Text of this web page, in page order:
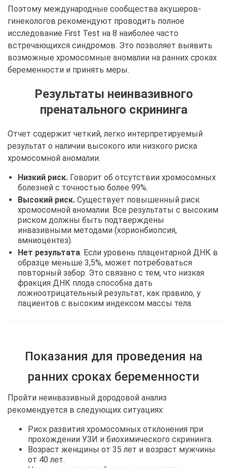
Поэтому международные сообщества акушеров-
гинекологов рекомендуют проводить полное
исследование First Test на 8 наиболее часто
встречающихся синдромов. Это позволяет выявить
возможные хромосомные аномалии на ранних сроках
беременности и принять меры.
Результаты неинвазивного
пренатального скрининга
Отчет содержит четкий, легко интерпретируемый
результат о наличии высокого или низкого риска
хромосомной аномалии.
Низкий риск. Говорит об отсутствии хромосомных
болезней с точностью более 99%.
Высокий риск. Существует повышенный риск
хромосомной аномалии. Все результаты с высоким
риском должны быть подтверждены
инвазивными методами (хорионбиопсия,
амниоцентез).
Нет результата. Если уровень плацентарной ДНК в
образце меньше 3,5%, может потребоваться
повторный забор. Это связано с тем, что низкая
фракция ДНК плода способна дать
ложноотрицательный результат, как правило, у
пациентов с высоким индексом массы тела.
Показания для проведения на
ранних сроках беременности
Пройти неинвазивный дородовой анализ
рекомендуется в следующих ситуациях:
Риск развития хромосомных отклонения при
прохождении УЗИ и биохимического скрининга.
Возраст женщины от 35 лет и возраст мужчины
от 40 лет.